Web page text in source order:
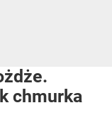
chmurka